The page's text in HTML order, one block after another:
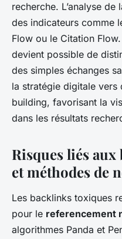
recherche. L’analyse
des indicateurs comme
Flow ou le Citation
devient possible de
des simples échanges
la stratégie digitale vers
building, favorisant la
dans les résultats
Risques liés
et méthodes de
Les backlinks toxiques
pour le referencement
algorithmes Panda et